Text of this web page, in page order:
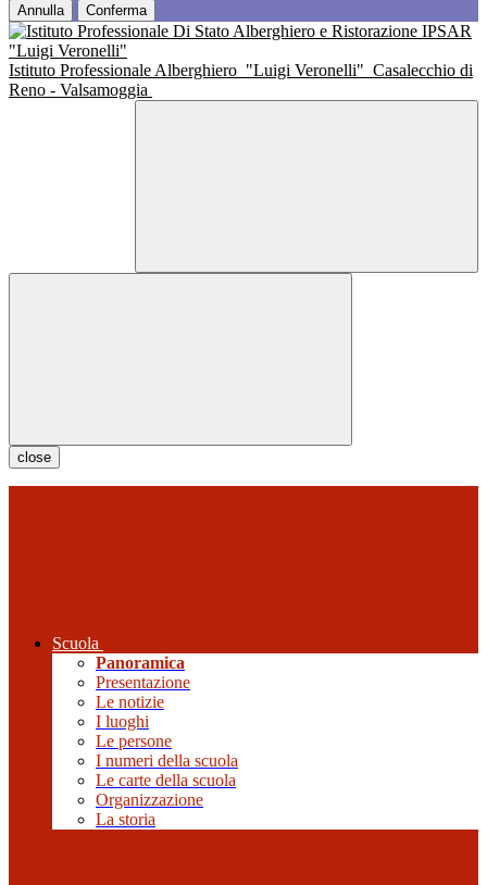
Annulla Conferma
Istituto Professionale Alberghiero "Luigi Veronelli" Casalecchio di
Reno - Valsamoggia
close
Scuola
Panoramica
Presentazione
Le notizie
I luoghi
Le persone
I numeri della scuola
Le carte della scuola
Organizzazione
La storia